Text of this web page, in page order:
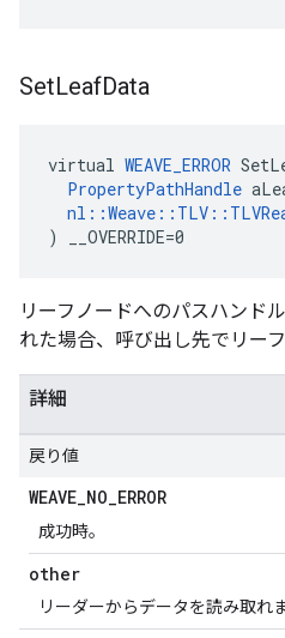
SetLeafData
virtual WEAVE_ERROR
PropertyPathHandle
) __OVERRIDE=0
リーフノードへのパスハンド
れた場合、呼び出し先でリー
詳細
戻り値
WEAVE_NO_ERROR
成功時。
other
リーダーからデータを読み取れ